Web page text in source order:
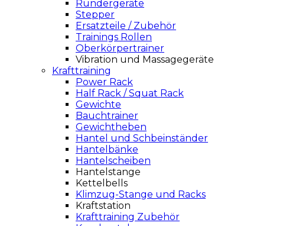
Rundergeräte
Stepper
Ersatzteile / Zubehör
Trainings Rollen
Oberkörpertrainer
Vibration und Massagegeräte
Krafttraining
Power Rack
Half Rack / Squat Rack
Gewichte
Bauchtrainer
Gewichtheben
Hantel und Schbeinständer
Hantelbänke
Hantelscheiben
Hantelstange
Kettelbells
Klimzug-Stange und Racks
Kraftstation
Krafttraining Zubehör